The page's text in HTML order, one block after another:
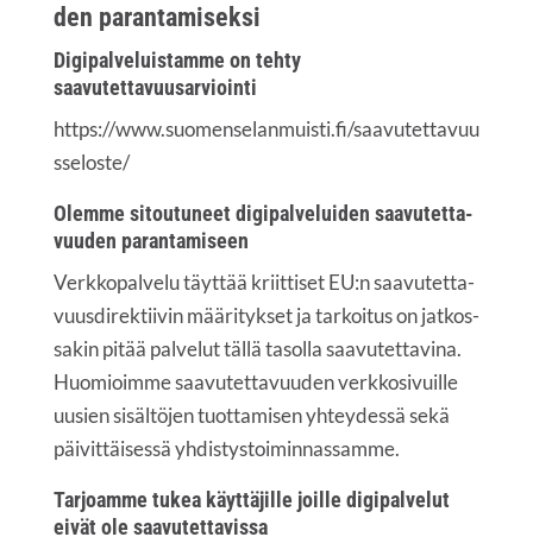
den parantamiseksi
Digi­pal­ve­luis­tam­me on teh­ty
saavutettavuusarviointi
https://www.suomenselanmuisti.fi/saavutettavuu
sseloste/
Olem­me sitou­tu­neet digi­pal­ve­lui­den saa­vu­tet­ta­
vuu­den parantamiseen
Verk­ko­pal­ve­lu täyt­tää kriit­ti­setEU:n saa­vu­tet­ta­
vuus­di­rek­tii­vin mää­ri­tyk­set ja tar­koi­tus on jat­kos­
sa­kin pitää pal­ve­lut täl­lä tasol­la saa­vu­tet­ta­vi­na.
Huo­mioim­me saa­vu­tet­ta­vuu­den verk­ko­si­vuil­le
uusien sisäl­tö­jen tuot­ta­mi­sen yhtey­des­sä sekä
päi­vit­täi­ses­sä yhdistystoiminnassamme.
Tar­joam­me tukea käyt­tä­jil­le joil­le digi­pal­ve­lut
eivät ole saavutettavissa